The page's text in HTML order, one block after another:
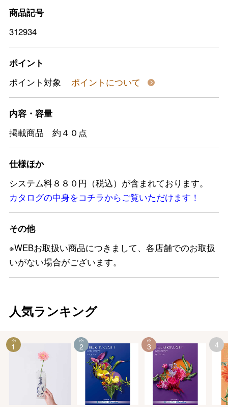
商品記号
312934
ポイント
ポイント対象
ポイントについて
内容・容量
掲載商品 約４０点
仕様ほか
システム料８８０円（税込）が含まれております。
カタログの中身をコチラからご覧いただけます！
その他
※WEBお取扱い商品につきまして、各店舗でのお取扱
いがない場合がございます。
人気ランキング
1 2 3 4